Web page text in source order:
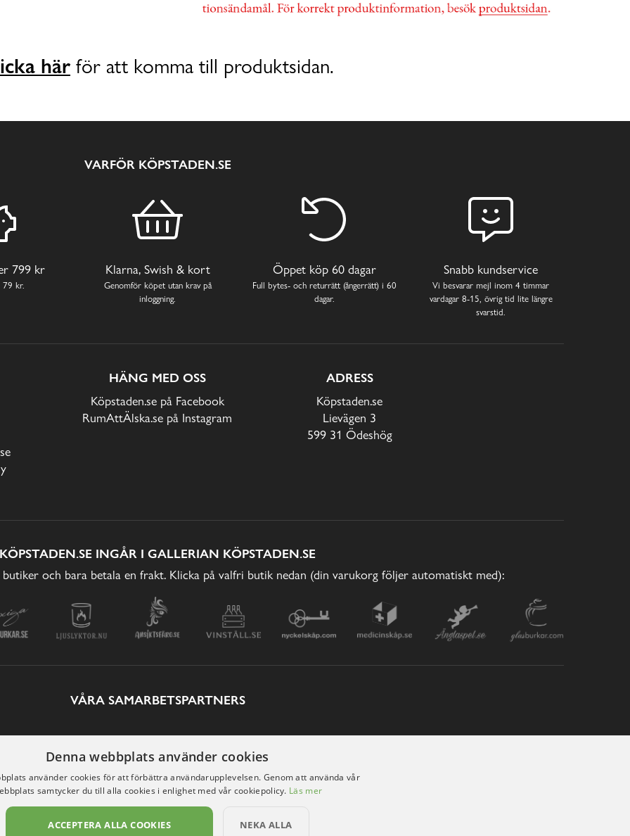
här för att komma till produktsidan.
VARFÖR KÖPSTADEN.SE
799 kr
79 kr.
Klarna, Swish & kort
Genomför köpet utan krav på
inloggning.
Öppet köp 60 dagar
Full bytes- och returrätt (ångerrätt) i 60
dagar.
Snabb kundservice
Vi besvarar mejl inom 4 timmar
vardagar 8-15, övrig tid lite längre
svarstid.
HÄNG MED OSS
Köpstaden.se på Facebook
RumAttÄlska.se på Instagram
ADRESS
Köpstaden.se
Lievägen 3
599 31 Ödeshög
KÖPSTADEN.SE INGÅR I GALLERIAN KÖPSTADEN.SE
och bara betala en frakt. Klicka på valfri butik nedan (din varukorg följer automatiskt med):
VÅRA SAMARBETSPARTNERS
Denna webbplats använder cookies
använder cookies för att förbättra användarupplevelsen. Genom att använda vår
samtycker du till alla cookies i enlighet med vår cookiepolicy. Läs mer
ACCEPTERA ALLA COOKIES NEKA ALLA